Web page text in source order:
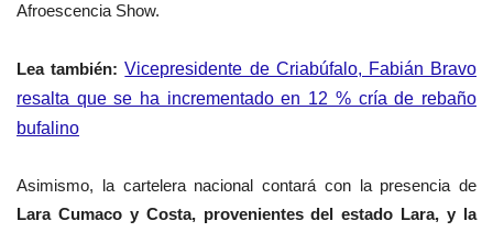
Afroescencia Show.
Lea también:Vicepresidente de Criabúfalo, Fabián Bravo
resalta que se ha incrementado en 12 % cría de rebaño
bufalino
Asimismo, la cartelera nacional contará con la presencia de
Lara Cumaco y Costa, provenientes del estado Lara, y la